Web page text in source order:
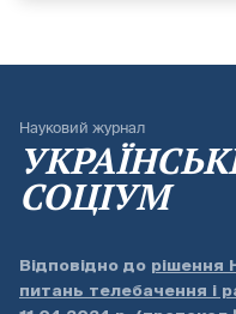
Науковий журнал
СОЦІУМ
Відповідно до рішення
питань телебачення і